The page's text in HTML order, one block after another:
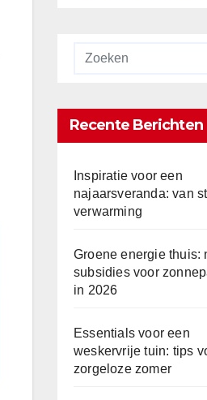
Recente Berichten
Inspiratie voor een
najaarsveranda: van
verwarming
Groene energie thuis:
subsidies voor
in 2026
Essentials voor een
weskervrije tuin: tips
zorgeloze zomer